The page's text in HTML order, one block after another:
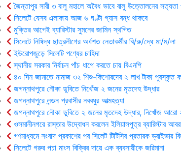
জৈন্তাপুর সারী ৩ বালু মহালে অবৈধ ভাবে বালু উত্তোলনের সত্যতা
সিলেটে যেসব এলাকায় আজ ৬ ঘণ্টা গ্যাস বন্ধ থাকবে
মুক্তির আগেই ব্যারিস্টার সুমনের জামিন স্থগিত
সিলেটে নিষিদ্ধ ছাত্রলীগের অর্ধশত নেতাকর্মীর বি/রু/দ্ধে মা/ম/লা
ইউরোপজুড়ে সিলেটি পণ্যের চাহিদা
স্থানীয় সরকার নির্বাচন পাঁচ ধাপে করতে চায় বিএনপি
৪০ দিন জামাতে নামাজ ৩২ শিশু-কিশোরদের ২ লাখ টাকা
জগন্নাথপুরে নৌকা ডুবিতে নিখোঁজ ২ জনের মৃতদেহ উদ্ধার
জগন্নাথপুরে লন্ডন প্রবাসীর নববধুর আত্মহত্যা
জগন্নাথপুরে নৌকা ডুবিতে ২ জনের মৃতদেহ উদ্ধার, নিখোঁজ আরো
ওসমানীনগরে রাস্তার উদ্বোধন করলেন ইলিয়াসপুত্র ব্যারিস্টার
গণমাধ্যমে সংবাদ প্রকাশের পর সিলেট টিটিসির প্রতারক ড্রাইভার
সিলেটে গরুর পচা মাংস বিক্রির দায়ে এক ব্যবসায়ীকে জরিমানা